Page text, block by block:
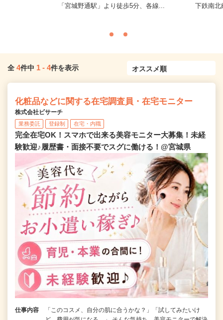
「宮城野通駅」より徒歩5分、各線...
下鉄南北
全 4件中 1 - 4件を表示
化粧品などに関する在宅調査員・在宅モニター
株式会社ビサーチ
業務委託 登録制 在宅・内職
完全在宅OK！スマホで出来る美容モニター大募集！未経
験歓迎♪履歴書・面接不要でスグに働ける！@宮城県
仕事内容
「このコスメ、自分の肌に合うかな？」「試してみたいけ